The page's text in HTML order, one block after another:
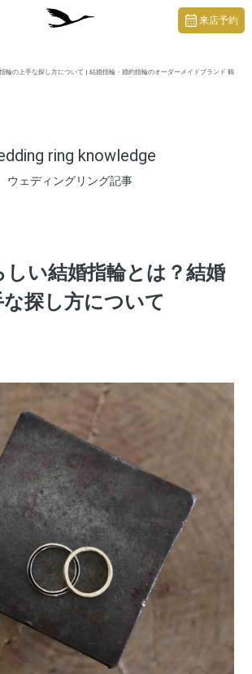
輪の上手な探し方について | 結婚指輪・婚約指輪のオーダーメイドブランド 鶴
ring knowledge
ウェディングリング記事
来店予約
い結婚指輪とは？結婚
探し方について